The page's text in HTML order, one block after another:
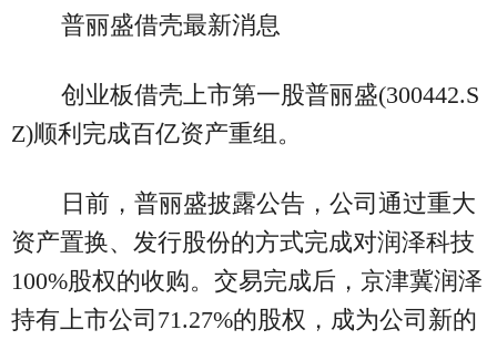
普丽盛借壳最新消息
创业板借壳上市第一股普丽盛(300442.S
Z)顺利完成百亿资产重组。
日前，普丽盛披露公告，公司通过重大
资产置换、发行股份的方式完成对润泽科技
100%股权的收购。交易完成后，京津冀润泽
持有上市公司71.27%的股权，成为公司新的